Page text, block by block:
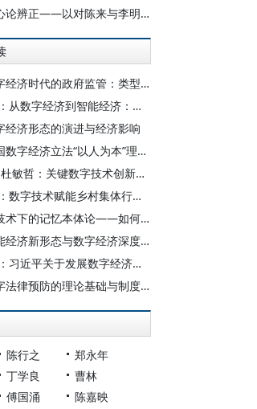
陈林：朱子心论辨正——以对陈来与李明辉之论辨的反思为中心
牟苑双：数字经济时代的政府监管：类型、挑战与路径
蒋瑛 左佳瑄：从数字经济到智能经济：中国社会分层的特点与变迁
经济形态的演进与经济影响
吴太轩：中国数字经济立法“以人为本”理念的生成逻辑与制度实现
黄杰 向雨婷 杜敏哲：关键数字技术创新与企业新质生产力发展
唐任伍 李路：数字技术赋能乡村集体行动能力提升的内在机理、价值逻辑与实施路径
蓝江：数字技术下的记忆本体论——如何实现未来社会的记忆共在
任保平：智能经济新形态与数字经济深度融合的逻辑与路径
刘儒 周梅青：习近平关于发展数字经济重要论述的理论蕴涵和实践指向
郑智航：数字法律预防的理论基础与制度构建
陈行之
郑永年
丁学良
曹林
傅国涌
陈嘉映